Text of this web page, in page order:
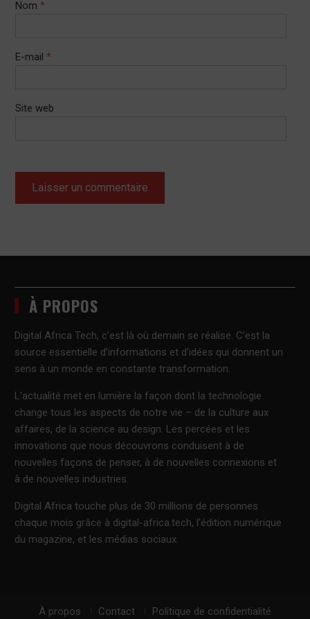
Nom *
E-mail *
Site web
À PROPOS
Digital Africa Tech, c’est là où demain se réalise. C’est la
source essentielle d’informations et d’idées qui donnent un
sens à un monde en constante transformation.
L’actualité met en lumière la façon dont la technologie
change tous les aspects de notre vie – de la culture aux
affaires, de la science au design. Les percées et les
innovations que nous découvrons conduisent à de
nouvelles façons de penser, à de nouvelles connexions et
à de nouvelles industries.
Digital Africa touche plus de 30 millions de personnes
chaque mois grâce à digital-africa.tech, l’édition numérique
du magazine, et les médias sociaux.
À propos Contact Politique de confidentialité